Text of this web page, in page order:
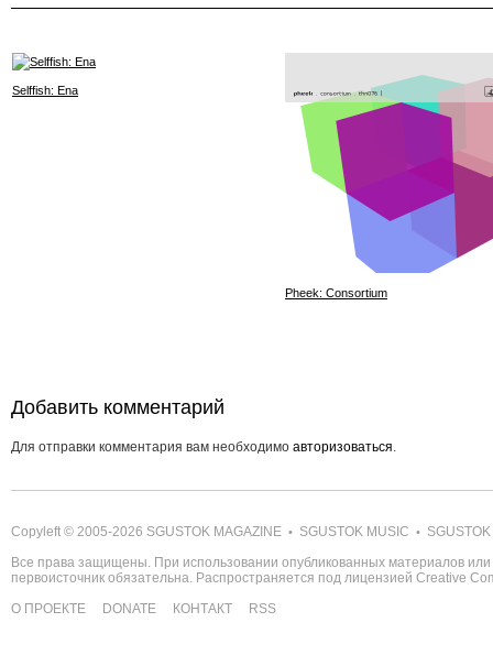
Selffish: Ena
Pheek: Consortium
Добавить комментарий
Для отправки комментария вам необходимо авторизоваться.
Copyleft © 2005-2026 SGUSTOK MAGAZINE • SGUSTOK MUSIC •
Все права защищены. При использовании опубликованных материалов
первоисточник обязательна. Распространяется под лицензией Creative
О ПРОЕКТЕ
DONATE КОНТАКТ RSS